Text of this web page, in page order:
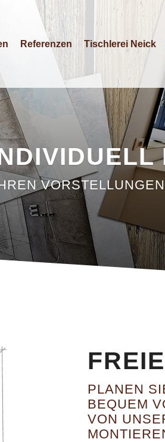
Referenzen Tischlerei Neick
VORSTELLUNGEN
PLANEN
BEQUEM
VON